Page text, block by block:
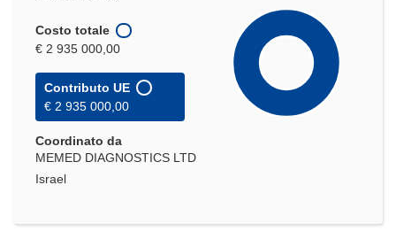
Costo totale
€ 2 935 000,00
Contributo UE
€ 2 935 000,00
Coordinato da
MEMED DIAGNOSTICS LTD
Israel